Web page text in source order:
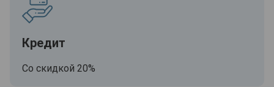
Кредит
Со скидкой 20%